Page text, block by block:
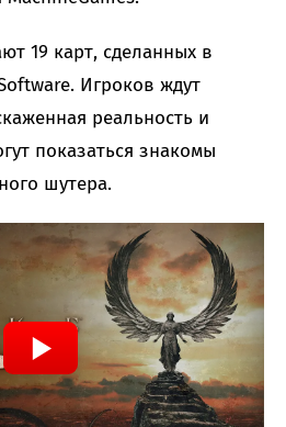
19 карт, сделанных в
Игроков ждут
реальность и
показаться знакомы
шутера.